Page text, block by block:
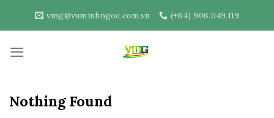
vmg@vuminhngoc.com.vn (+84) 906.049.119
Nothing Found